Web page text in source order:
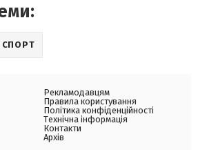
СПОРТ
Рекламодавцям
Правила користування
Політика конфіденційності
Технічна інформація
Контакти
Архів